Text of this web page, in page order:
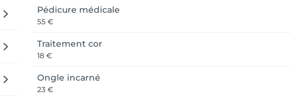
Pédicure médicale
55 €
Traitement cor
18 €
Ongle incarné
23 €